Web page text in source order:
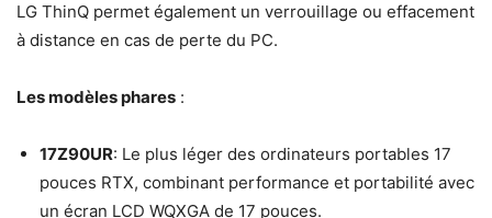
LG ThinQ permet également un verrouillage ou effacement
à distance en cas de perte du PC.
Les modèles phares :
17Z90UR: Le plus léger des ordinateurs portables 17
pouces RTX, combinant performance et portabilité avec
un écran LCD WQXGA de 17 pouces.